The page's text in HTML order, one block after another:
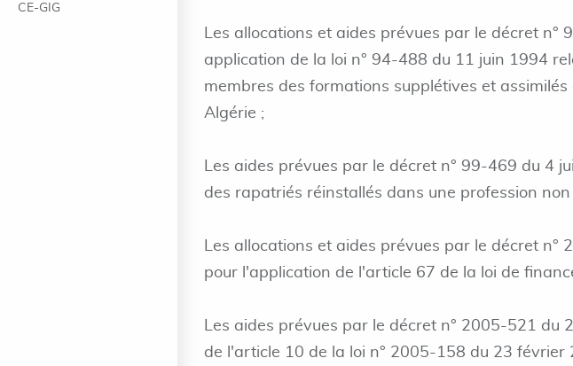
CE-GIG
Les allocations et aides prévues par le décret
application de la loi n° 94-488 du 11 juin 1994
membres des formations supplétives et
Algérie ;
Les aides prévues par le décret n° 99-469 du 4
des rapatriés réinstallés dans une profession non
Les allocations et aides prévues par le décret
pour l'application de l'article 67 de la loi de
Les aides prévues par le décret n° 2005-521 du
de l'article 10 de la loi n° 2005-158 du 23